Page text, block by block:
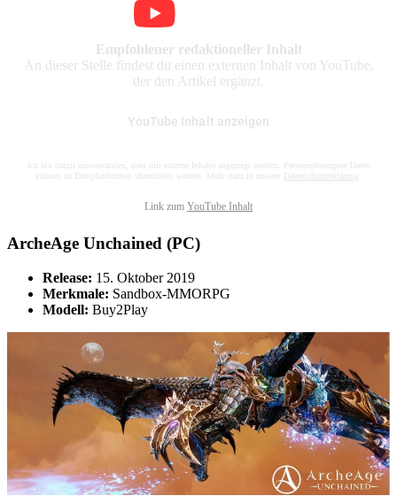
Empfohlener redaktioneller Inhalt
An dieser Stelle findest du einen externen Inhalt von YouTube,
der den Artikel ergänzt.
YouTube Inhalt anzeigen
Ich bin damit einverstanden, dass mir externe Inhalte angezeigt werden. Personenbezogene Daten
können an Drittplattformen übermittelt werden. Mehr dazu in unserer Datenschutzerklärung
Link zum YouTube Inhalt
ArcheAge Unchained (PC)
Release: 15. Oktober 2019
Merkmale: Sandbox-MMORPG
Modell: Buy2Play